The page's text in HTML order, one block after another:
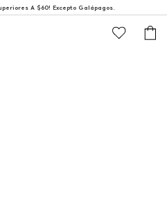
A $60! Excepto Galápagos.